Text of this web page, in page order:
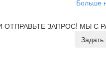
Больше
ЗАПРОС! МЫ С
Задать